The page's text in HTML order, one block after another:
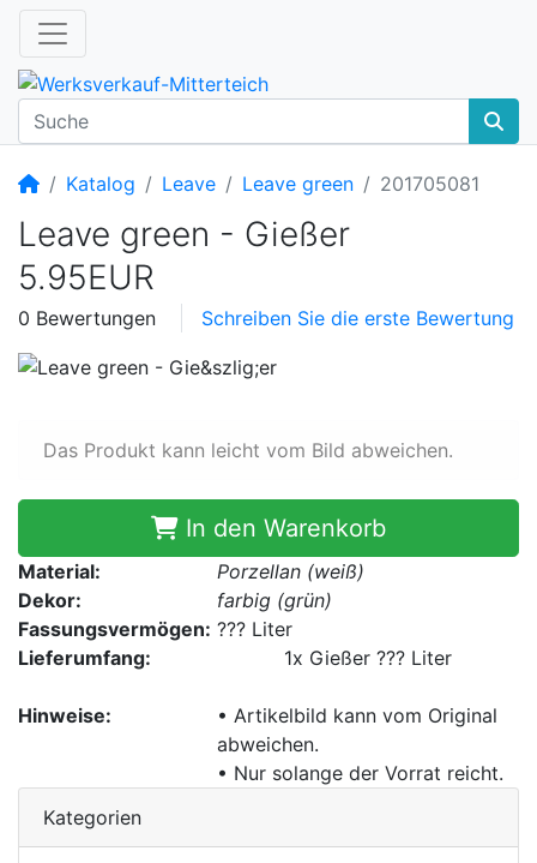
Startseite
Katalog Leave Leave green 201705081
Leave green - Gießer
5.95EUR
0 Bewertungen Schreiben Sie die erste Bewertung
Das Produkt kann leicht vom Bild abweichen.
In den Warenkorb
Material:
Porzellan (weiß)
Dekor:
farbig (grün)
Fassungsvermögen: ??? Liter
Lieferumfang:
1x Gießer ??? Liter
Hinweise:
• Artikelbild kann vom Original
abweichen.
• Nur solange der Vorrat reicht.
Kategorien